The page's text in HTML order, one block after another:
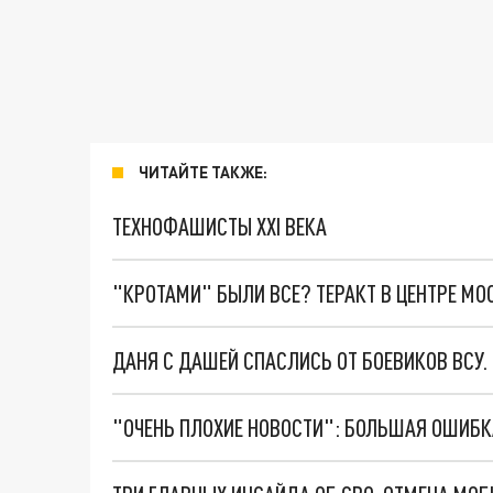
ЧИТАЙТЕ ТАКЖЕ:
ТЕХНОФАШИСТЫ XXI ВЕКА
"КРОТАМИ" БЫЛИ ВСЕ? ТЕРАКТ В ЦЕНТРЕ
ДАНЯ С ДАШЕЙ СПАСЛИСЬ ОТ БОЕВИКОВ